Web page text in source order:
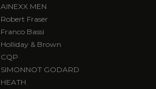
AINEXX MEN
Robert Fraser
Franco Bassi
Holliday & Brown
CQP
SIMONNOT GODARD
HEATH